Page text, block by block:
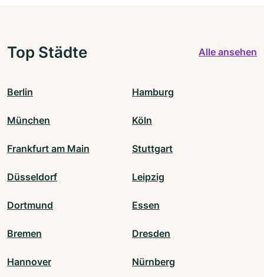
Top Städte Alle ansehen
Berlin Hamburg
München Köln
Frankfurt am Main Stuttgart
Düsseldorf Leipzig
Dortmund Essen
Bremen Dresden
Hannover Nürnberg